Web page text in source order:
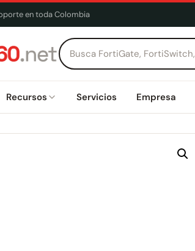
en toda Colombia
Recursos Servicios Empresa